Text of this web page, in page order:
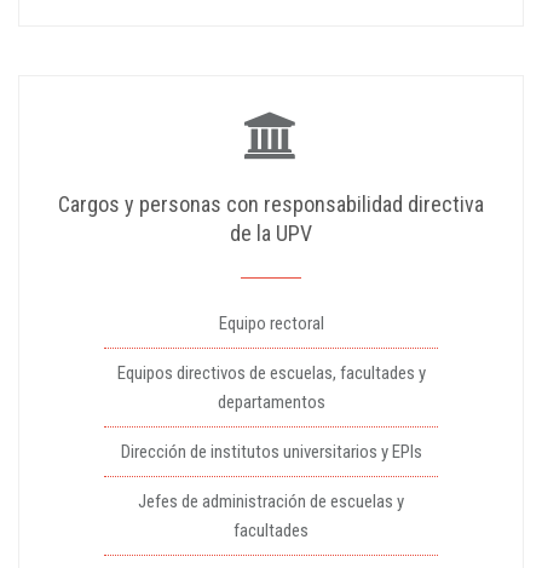
Cargos y personas con responsabilidad directiva
de la UPV
Equipo rectoral
Equipos directivos de escuelas, facultades y
departamentos
Dirección de institutos universitarios y EPIs
Jefes de administración de escuelas y
facultades